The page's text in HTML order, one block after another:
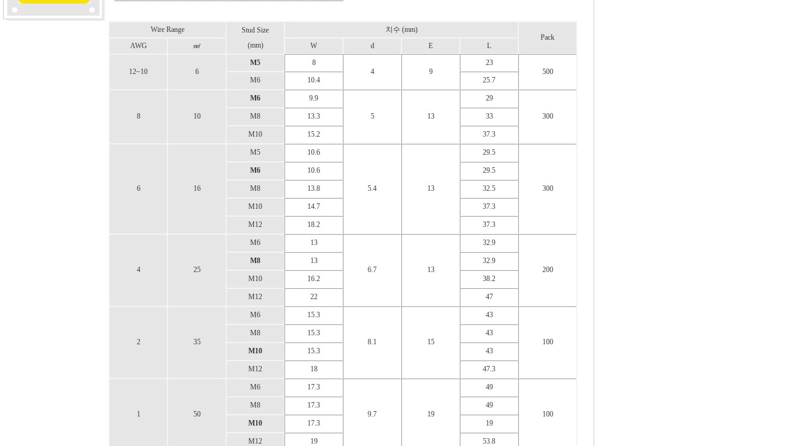
Wire Range
Stud Size
(mm)
치수 (mm)
Pack
AWG
㎟ W d E L
12~10 6
M5
8
4
9
23
500
M6
10.4 25.7
8 10
M6 9.9
5 13
29
300
M8 13.3 33
M10 15.2 37.3
6 16
M5 10.6
5.4 13
29.5
300
M6 10.6 29.5
M8 13.8 32.5
M10 14.7 37.3
M12 18.2 37.3
4 25
M6 13
6.7 13
32.9
200
M8 13 32.9
M10 16.2 38.2
M12 22 47
2 35
M6 15.3
8.1 15
43
100
M8 15.3 43
M10 15.3 43
M12 18 47.3
1 50
M6 17.3
9.7 19
49
100
M8 17.3 49
M10 17.3 19
M12 19 53.8